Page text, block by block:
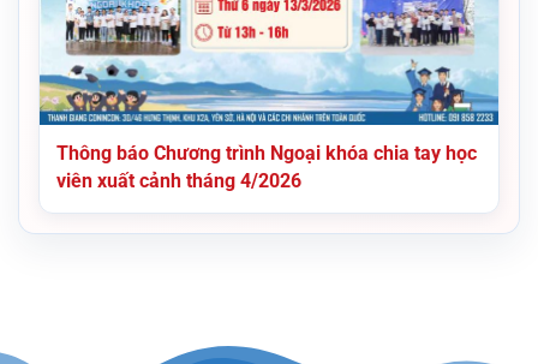
Thông báo Chương trình Ngoại khóa chia tay học
viên xuất cảnh tháng 4/2026